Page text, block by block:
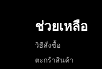
ช่วยเหลือ
วิธีสั่งซื้อ
ตะกร้าสินค้า